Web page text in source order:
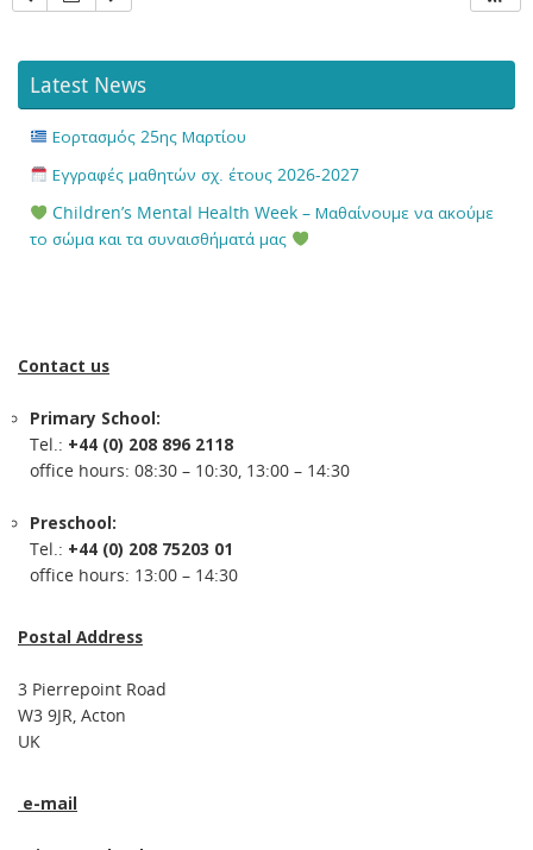
Latest News
Εορτασμός 25ης Μαρτίου
Εγγραφές μαθητών σχ. έτους 2026-2027
Children’s Mental Health Week – Μαθαίνουμε να ακούμε
το σώμα και τα συναισθήματά μας
Contact us
Primary School:
Tel.: +44 (0) 208 896 2118
office hours: 08:30 – 10:30, 13:00 – 14:30
Preschool:
Tel.: +44 (0) 208 75203 01
office hours: 13:00 – 14:30
Postal Address
3 Pierrepoint Road
W3 9JR, Acton
UK
e-mail